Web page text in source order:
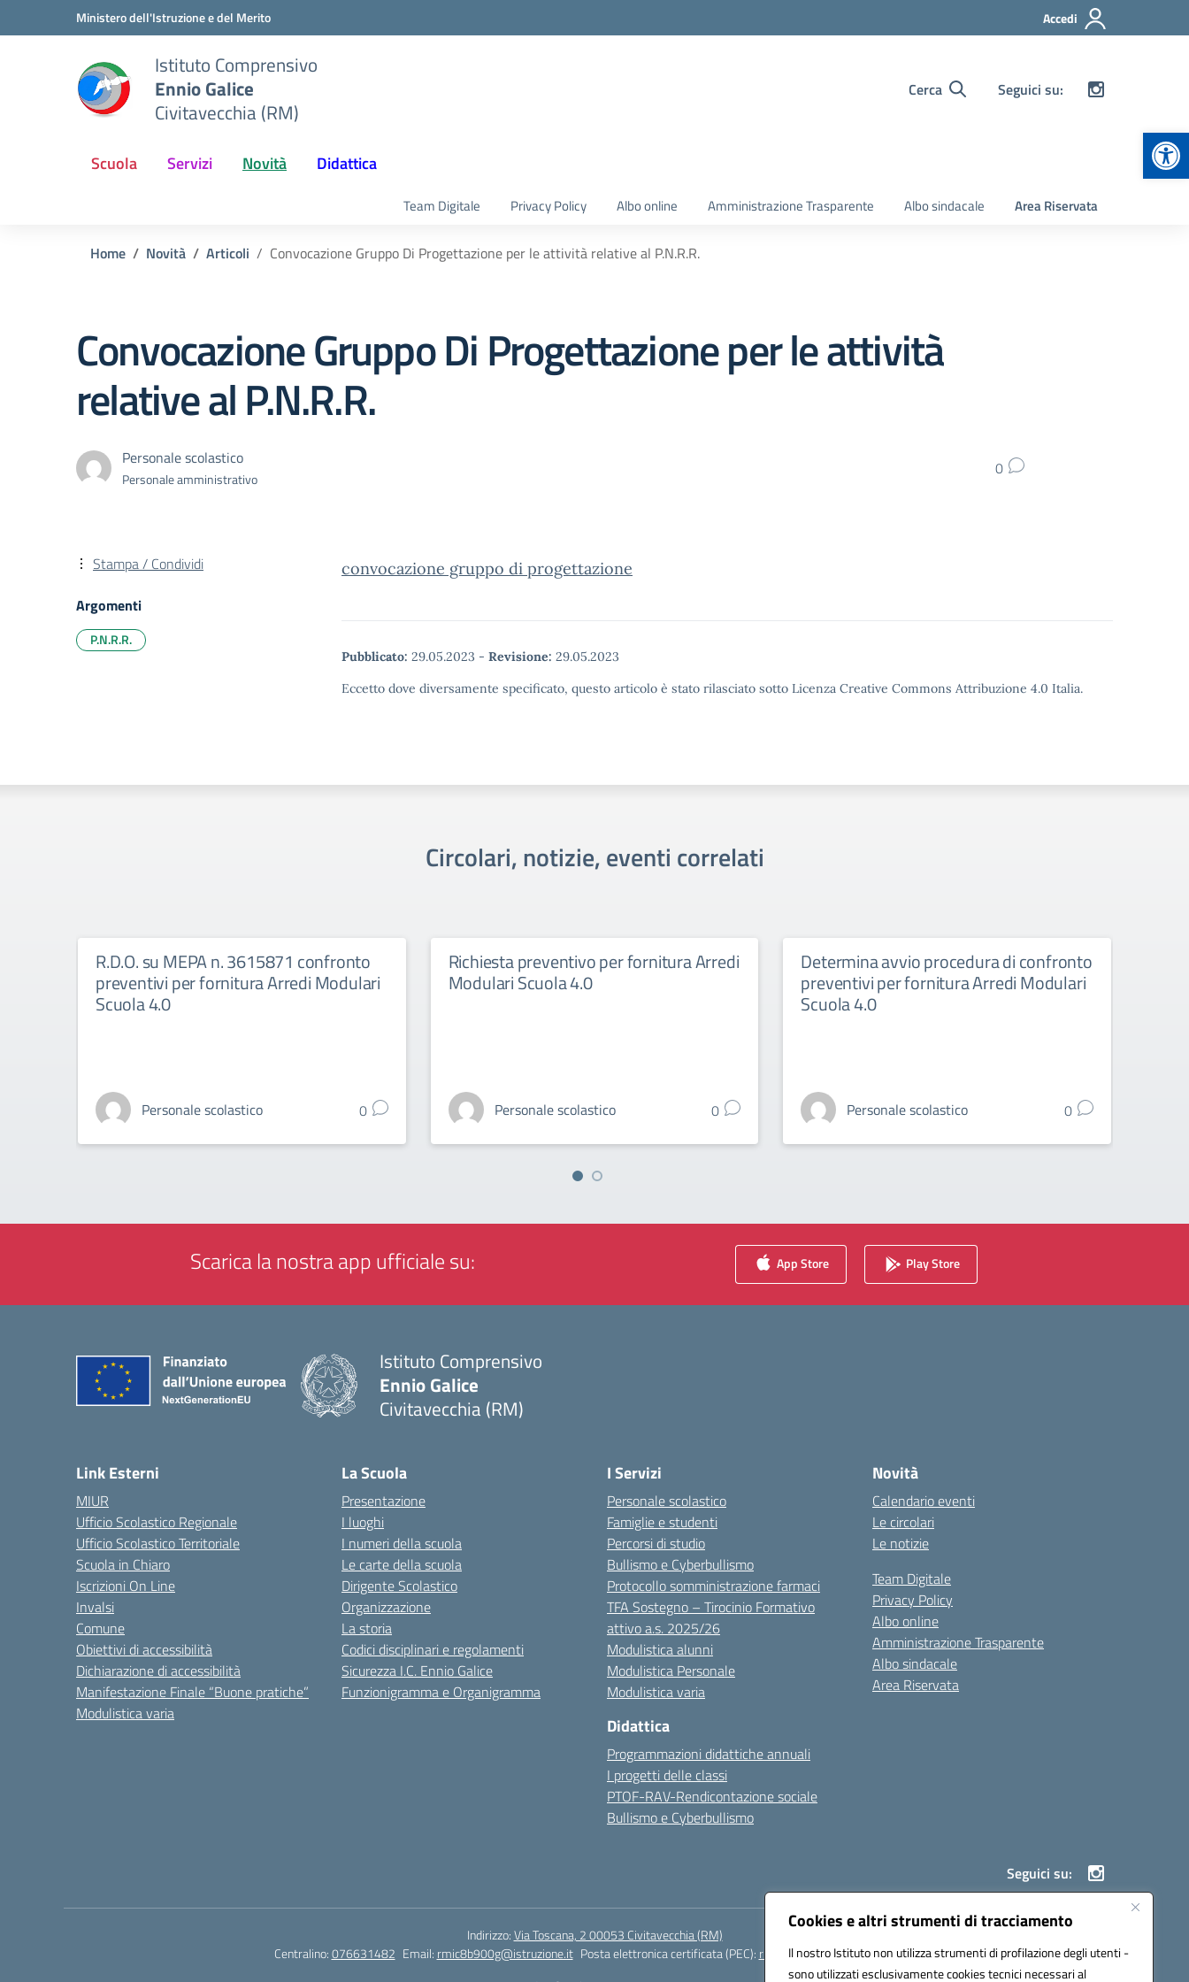
Cookies e altri strumenti di tracciamento
Il nostro Istituto non utilizza strumenti di profilazione degli utenti -
sono utilizzati esclusivamente cookies tecnici necessari al
Vai ai contenuti
Vai al menu di navigazioneMinistero dell'Istruzione e del Merito Accedi
Istituto Comprensivo
Ennio Galice
Civitavecchia (RM)
Cerca Seguici su:
Scuola Servizi Novità Didattica
Team Digitale Privacy Policy Albo online Amministrazione Trasparente Albo sindacale Area Riservata
Home Novità Articoli Convocazione Gruppo Di Progettazione per le attività relative al P.N.R.R.
Convocazione Gruppo Di Progettazione per le attività
relative al P.N.R.R.
Personale scolastico
Personale amministrativo 0
convocazione gruppo di progettazione
Pubblicato: 29.05.2023 - Revisione: 29.05.2023
Eccetto dove diversamente specificato, questo articolo è stato rilasciato sotto Licenza Creative Commons Attribuzione 4.0 Italia.
Stampa / Condividi
Argomenti
P.N.R.R.
Circolari, notizie, eventi correlati
R.D.O. su MEPA n. 3615871 confronto
preventivi per fornitura Arredi Modulari
Scuola 4.0
Personale scolastico 0
Richiesta preventivo per fornitura Arredi
Modulari Scuola 4.0
Personale scolastico 0
Determina avvio procedura di confronto
preventivi per fornitura Arredi Modulari
Scuola 4.0
Personale scolastico 0
Scarica la nostra app ufficiale su: App Store Play Store
Istituto Comprensivo
Ennio Galice
Civitavecchia (RM)
Link Esterni
MIUR
Ufficio Scolastico Regionale
Ufficio Scolastico Territoriale
Scuola in Chiaro
Iscrizioni On Line
Invalsi
Comune
Obiettivi di accessibilità
Dichiarazione di accessibilità
Manifestazione Finale “Buone pratiche”
Modulistica varia
La Scuola
Presentazione
I luoghi
I numeri della scuola
Le carte della scuola
Dirigente Scolastico
Organizzazione
La storia
Codici disciplinari e regolamenti
Sicurezza I.C. Ennio Galice
Funzionigramma e Organigramma
I Servizi
Personale scolastico
Famiglie e studenti
Percorsi di studio
Bullismo e Cyberbullismo
Protocollo somministrazione farmaci
TFA Sostegno – Tirocinio Formativo
attivo a.s. 2025/26
Modulistica alunni
Modulistica Personale
Modulistica varia
Didattica
Programmazioni didattiche annuali
I progetti delle classi
PTOF-RAV-Rendicontazione sociale
Bullismo e Cyberbullismo
Novità
Calendario eventi
Le circolari
Le notizie
Team Digitale
Privacy Policy
Albo online
Amministrazione Trasparente
Albo sindacale
Area Riservata
Seguici su:
Indirizzo:Via Toscana, 2 00053 Civitavecchia (RM)
Centralino:076631482 Email: rmic8b900g@istruzione.it Posta elettronica certificata (PEC): rmic8b900g@pec.istruzione.it